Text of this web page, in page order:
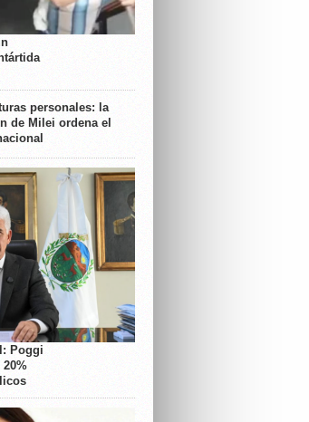
personales: la
de Milei ordena el
Poggi